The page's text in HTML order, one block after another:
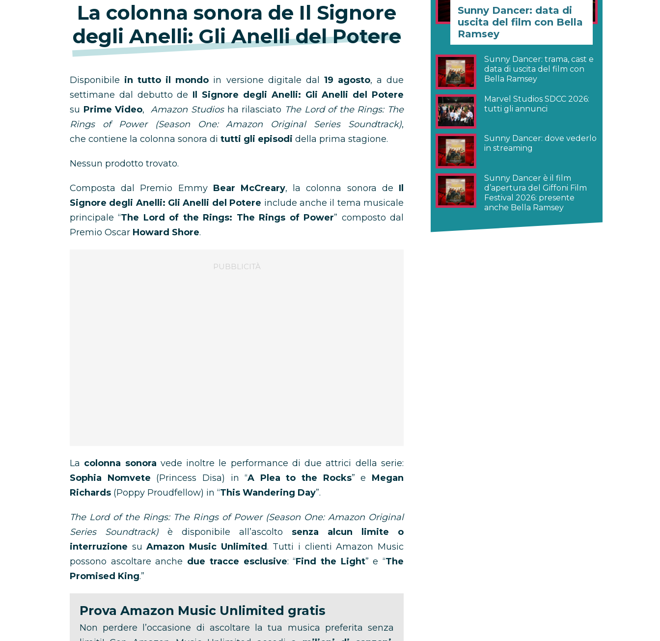
La colonna sonora de Il Signore
degli Anelli: Gli Anelli del Potere
Disponibile in tutto il mondo in versione digitale dal 19 agosto, a due
settimane dal debutto de Il Signore degli Anelli: Gli Anelli del Potere
su Prime Video, Amazon Studiosha rilasciato The Lord of the Rings: The
Rings of Power (Season One: Amazon Original Series Soundtrack),
che contiene la colonna sonora di tutti gli episodi della prima stagione.
Nessun prodotto trovato.
Composta dal Premio Emmy Bear McCreary, la colonna sonora de Il
Signore degli Anelli: Gli Anelli del Potere include anche il tema musicale
principale “The Lord of the Rings: The Rings of Power” composto dal
Premio Oscar Howard Shore.
La colonna sonora vede inoltre le performance di due attrici della serie:
Sophia Nomvete (Princess Disa) in “A Plea to the Rocks” e Megan
Richards (Poppy Proudfellow) in “This Wandering Day”.
The Lord of the Rings: The Rings of Power (Season One: Amazon Original
Series Soundtrack) è disponibile all’ascolto senza alcun limite o
interruzione suAmazon Music Unlimited. Tutti i clienti Amazon Music
possono ascoltare anche due tracce esclusive: “Find the Light” e “The
Promised King.”
Prova Amazon Music Unlimited gratis
Non perdere l’occasione di ascoltare la tua musica preferita senza
Sunny Dancer: data di
uscita del film con Bella
Ramsey
Sunny Dancer: trama, cast e
data di uscita del film con
Bella Ramsey
Marvel Studios SDCC 2026:
tutti gli annunci
Sunny Dancer: dove vederlo
in streaming
Sunny Dancer è il film
d’apertura del Giffoni Film
Festival 2026: presente
anche Bella Ramsey